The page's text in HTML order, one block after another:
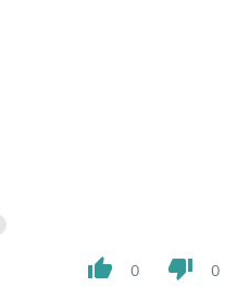
thumb_up 0 thumb_down 0